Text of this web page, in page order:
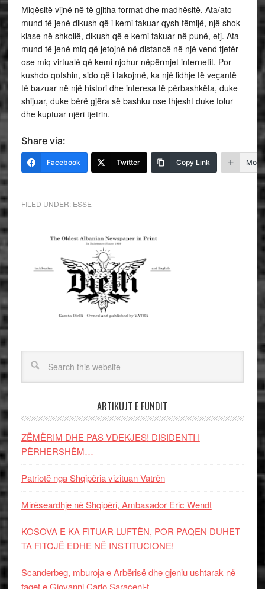
Miqësitë vijnë në të gjitha format dhe madhësitë. Ata/ato
mund të jenë dikush që i kemi takuar qysh fëmijë, një shok
klase në shkollë, dikush që e kemi takuar në punë, etj. Ata
mund të jenë miq që jetojnë në distancë në një vend tjetër
ose miq virtualë që kemi njohur nëpërmjet internetit. Por
kushdo qofshin, sido që i takojmë, ka një lidhje të veçantë
të bazuar në një histori dhe interesa të përbashkëta, duke
shijuar, duke bërë gjëra së bashku ose thjesht duke folur
dhe kuptuar njëri tjetrin.
Share via:
Facebook Twitter Copy Link More
FILED UNDER: ESSE
ARTIKUJT E FUNDIT
ZËMËRIM DHE PAS VDEKJES! DISIDENTI I
PËRHERSHËM…
Patriotë nga Shqipëria vizituan Vatrën
Mirëseardhje në Shqipëri, Ambasador Eric Wendt
KOSOVA E KA FITUAR LUFTËN, POR PAQEN DUHET
TA FITOJË EDHE NË INSTITUCIONE!
Scanderbeg, mburoja e Arbërisë dhe gjeniu ushtarak në
faqet e Giovanni Carlo Saraceni-t